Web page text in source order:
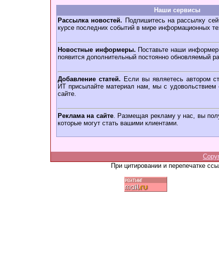
Наши сервисы
Рассылка новостей. Подпишитесь на рассылку
курсе последних событий в мире информационных
Новостные информеры. Поставьте наши
появится дополнительный постоянно обновляемый
Добавление статей. Если вы являетесь автором
ИТ присылайте материал нам, мы с удовольствием
сайте.
Реклама на сайте. Размещая рекламу у нас, вы
которые могут стать вашими клиентами.
При цитировании и перепечатке